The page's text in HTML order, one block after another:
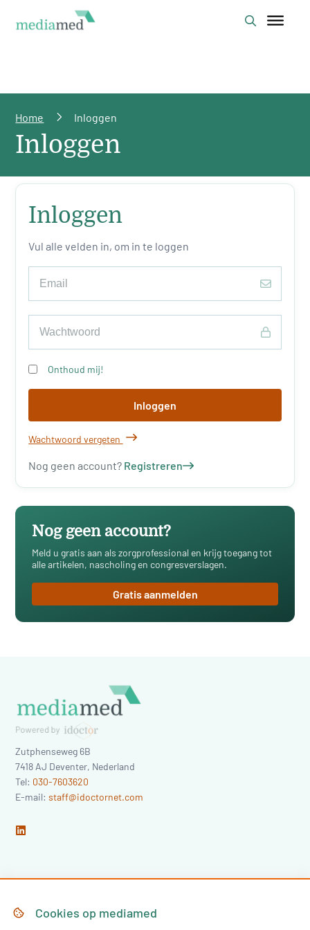
Home Inloggen
Inloggen
Inloggen
Vul alle velden in, om in te loggen
Onthoud mij!
Inloggen
Wachtwoord vergeten
Nog geen account? Registreren
Nog geen account?
Meld u gratis aan als zorgprofessional en krijg toegang tot
alle artikelen, nascholing en congresverslagen.
Gratis aanmelden
Zutphenseweg 6B
7418 AJ Deventer, Nederland
Tel: 030-7603620
E-mail:staff@idoctornet.com
HomeCookies op mediamed